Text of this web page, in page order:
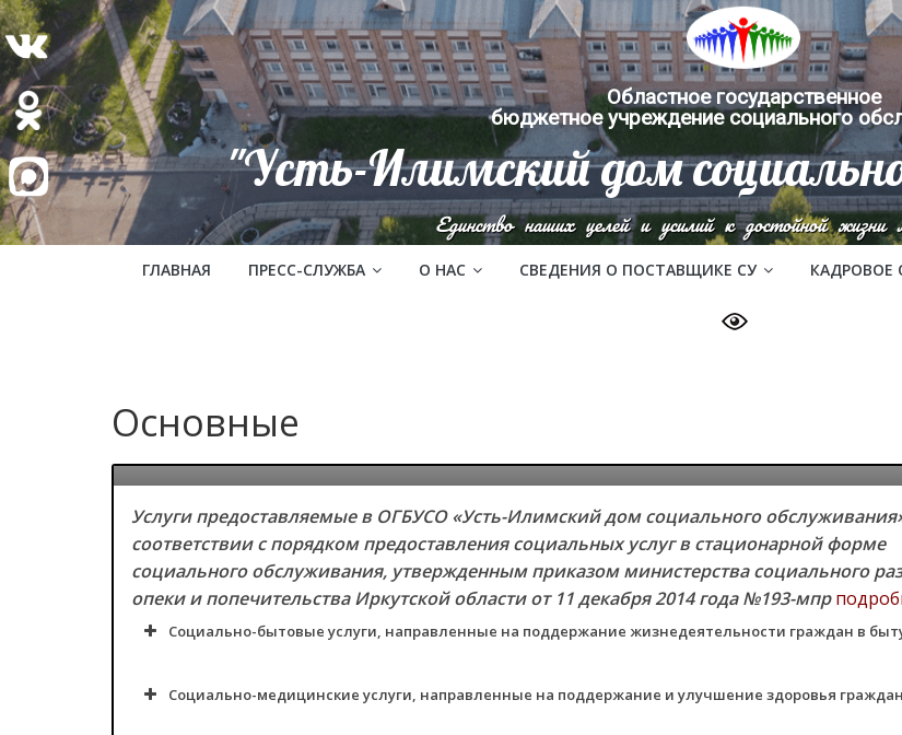
Областное государственное
бюджетное учреждение социального
"Усть-Илимский дом
Единство наших целей и усилий к достойной жизни
ГЛАВНАЯ ПРЕСС-СЛУЖБА О НАС СВЕДЕНИЯ О ПОСТАВЩИКЕ СУ КАДРОВОЕ
Основные
Услуги предоставляемые в ОГБУСО «Усть-Илимский дом социального
соответствии с порядком предоставления социальных услуг в стационарной форме
социального обслуживания, утвержденным приказом министерства социального
опеки и попечительства Иркутской области от 11 декабря 2014 года №193-мпр
Социально-бытовые услуги, направленные на поддержание жизнедеятельности граждан в
Социально-медицинские услуги, направленные на поддержание и улучшение здоровья